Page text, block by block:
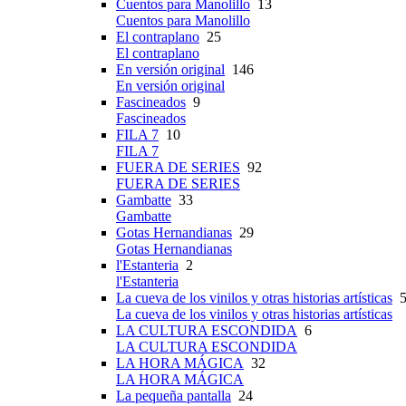
Cuentos para Manolillo 13
Cuentos para Manolillo
El contraplano 25
El contraplano
En versión original 146
En versión original
Fascineados 9
Fascineados
FILA 7 10
FILA 7
FUERA DE SERIES 92
FUERA DE SERIES
Gambatte 33
Gambatte
Gotas Hernandianas 29
Gotas Hernandianas
l'Estanteria 2
l'Estanteria
La cueva de los vinilos y otras historias artísticas
La cueva de los vinilos y otras historias artísticas
LA CULTURA ESCONDIDA 6
LA CULTURA ESCONDIDA
LA HORA MÁGICA 32
LA HORA MÁGICA
La pequeña pantalla 24